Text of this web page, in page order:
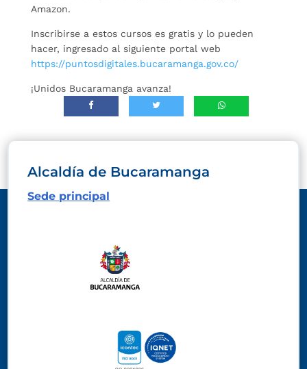
Amazon.
Inscribirse a estos cursos es gratis y lo pueden
hacer, ingresado al siguiente portal web
https://puntosdigitales.bucaramanga.gov.co/
¡Unidos Bucaramanga avanza!
Alcaldía de Bucaramanga
Sede principal